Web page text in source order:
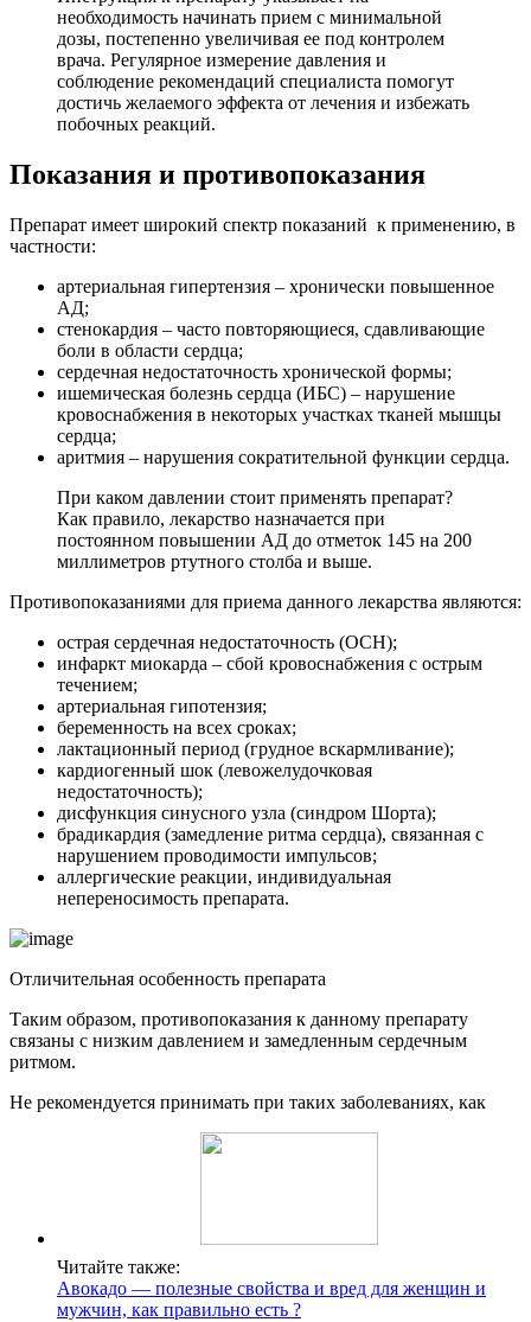
необходимость начинать прием с минимальной
дозы, постепенно увеличивая ее под контролем
врача. Регулярное измерение давления и
соблюдение рекомендаций специалиста помогут
достичь желаемого эффекта от лечения и избежать
побочных реакций.
Показания и противопоказания
Препарат имеет широкий спектр показаний к применению, в
частности:
артериальная гипертензия – хронически повышенное
АД;
стенокардия – часто повторяющиеся, сдавливающие
боли в области сердца;
сердечная недостаточность хронической формы;
ишемическая болезнь сердца (ИБС) – нарушение
кровоснабжения в некоторых участках тканей мышцы
сердца;
аритмия – нарушения сократительной функции сердца.
При каком давлении стоит применять препарат?
Как правило, лекарство назначается при
постоянном повышении АД до отметок 145 на 200
миллиметров ртутного столба и выше.
Противопоказаниями для приема данного лекарства являются:
острая сердечная недостаточность (ОСН);
инфаркт миокарда – сбой кровоснабжения с острым
течением;
артериальная гипотензия;
беременность на всех сроках;
лактационный период (грудное вскармливание);
кардиогенный шок (левожелудочковая
недостаточность);
дисфункция синусного узла (синдром Шорта);
брадикардия (замедление ритма сердца), связанная с
нарушением проводимости импульсов;
аллергические реакции, индивидуальная
непереносимость препарата.
Отличительная особенность препарата
Таким образом, противопоказания к данному препарату
связаны с низким давлением и замедленным сердечным
ритмом.
Не рекомендуется принимать при таких заболеваниях, как
Читайте также:
Авокадо — полезные свойства и вред для женщин и
мужчин, как правильно есть ?